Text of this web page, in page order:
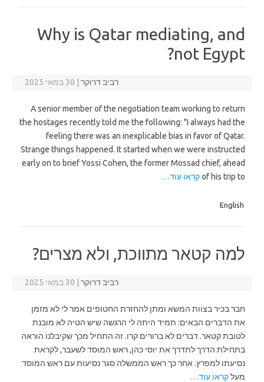
Why is Qatar mediating, and
not Egypt?
רביב דרוקר 30 במאי 2025
A senior member of the negotiation team working to return
the hostages recently told me the following: "I always had the
feeling there was an inexplicable bias in favor of Qatar.
Strange things happened. It started when we were instructed
early on to brief Yossi Cohen, the former Mossad chief, ahead
of his trip toקראו עוד…
English
למה קטאר מתווכת, ולא מצרים?
רביב דרוקר 30 במאי 2025
חבר בכיר בצוות המשא ומתן להחזרת החטופים אמר לי לא מזמן
את הדברים הבאים: תמיד היתה לי הרגשה שיש הטיה לא מובנת
לטובת קטאר. דברים לא ברורים קרו. זה התחיל מכך שקיבלנו הוראה
בתחילת הדרך לתדרך את יוסי כהן, ראש המוסד לשעבר, לקראת
נסיעתו למפרץ. אחר כך ראש הממשלה סגר נסיעות עם ראש המוסד
מעלקראו עוד…